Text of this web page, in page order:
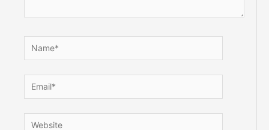
Name*
Email*
Website